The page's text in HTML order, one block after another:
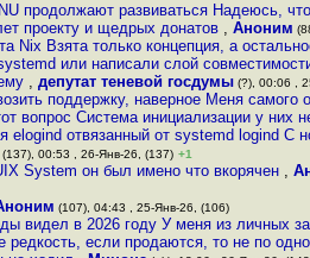
продолжают развиваться Надеюсь,
проекту и щедрых донатов , Аноним
Nix Взята только концепция, а
или написали слой
, депутат теневой госдумы (?), 00:06 ,
поддержку, наверное Меня самого
вопрос Система инициализации у них
elogind отвязанный от systemd logind C
(137), 00:53 , 26-Янв-26, (137) +1
System он был имено что вкорячен ,
(107), 04:43 , 25-Янв-26, (106)
видел в 2026 году У меня из личных
редкость, если продаются, то не по